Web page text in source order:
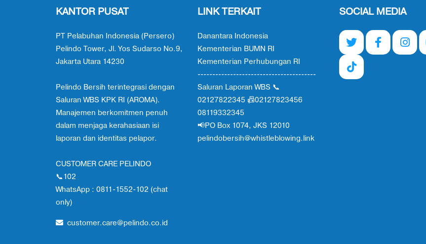
KANTOR PUSAT
PT Pelabuhan Indonesia (Persero)
Pelindo Tower, Jl. Yos Sudarso No.9,
Jakarta Utara 14230
Pelindo Bersih terintegrasi dengan
Saluran WBS KPK RI (AROMA).
Manajemen berkomitmen penuh
dalam menjaga kerahasiaan isi
laporan dan identitas pelapor.
CUSTOMER CARE PELINDO
📞102
WhatsApp : 0811-1552-102 (chat
only)
customer.care@pelindo.co.id
LINK TERKAIT
Danantara Indonesia
Kementerian BUMN RI
Kementerian Perhubungan RI
----------------------------------------
Saluran Laporan WBS 📞
02127822345 📠02127823456
08119332345
📢PO Box 1074, JKS 12010
pelindobersih@whistleblowing.link
SOCIAL MEDIA